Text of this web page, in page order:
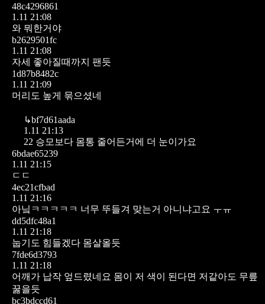
48c4296861
1.11 21:08
와 뭐한거야
b2629501fc
1.11 21:08
자세 좋아질때까지 팬듯
1d87b8482c
1.11 21:09
머리도 높게 묶으셨네
↳bf7d61aada
1.11 21:13
22 승모보다 몸통 줄어든거에 더 눈이가요
6bdae65239
1.11 21:15
ㄷㄷ
4ec21cfbad
1.11 21:16
아닠ㅋㅋㅋㅋㅋ 너무 뚜들겨 맞는거 아니냐고요 ㅜㅠ
dd5dfc48a1
1.11 21:18
눕기도 힘들겠다 몸살올듯
7fde6d3793
1.11 21:18
어깨가 납작 엎드렸네요 몸이 저 색이 된다면 저같아도 무릎
꿇을듯
bc3bdccd61